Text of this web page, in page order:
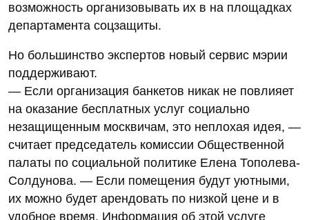
возможность организовывать их в на площадках
департамента соцзащиты.
Но большинство экспертов новый сервис мэрии
поддерживают.
— Если организация банкетов никак не повлияет
на оказание бесплатных услуг социально
незащищенным москвичам, это неплохая идея, —
считает председатель комиссии Общественной
палаты по социальной политике Елена Тополева-
Солдунова. — Если помещения будут уютными,
их можно будет арендовать по низкой цене и в
удобное время. Информация об этой услуге